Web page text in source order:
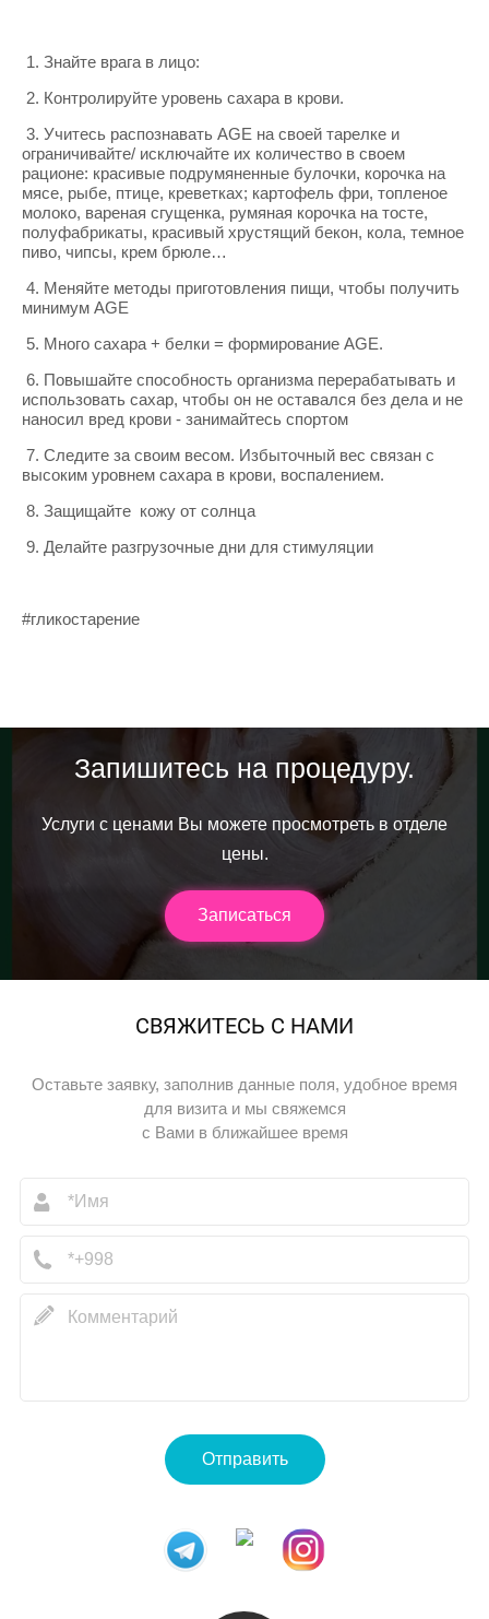
1. Знайте врага в лицо:
2. Контролируйте уровень сахара в крови.
3. Учитесь распознавать AGE на своей тарелке и
ограничивайте/ исключайте их количество в своем
рационе: красивые подрумяненные булочки, корочка на
мясе, рыбе, птице, креветках; картофель фри, топленое
молоко, вареная сгущенка, румяная корочка на тосте,
полуфабрикаты, красивый хрустящий бекон, кола, темное
пиво, чипсы, крем брюле…
4. Меняйте методы приготовления пищи, чтобы получить
минимум AGE
5. Много сахара + белки = формирование AGE.
6. Повышайте способность организма перерабатывать и
использовать сахар, чтобы он не оставался без дела и не
наносил вред крови - занимайтесь спортом
7. Следите за своим весом. Избыточный вес связан с
высоким уровнем сахара в крови, воспалением.
8. Защищайте кожу от солнца
9. Делайте разгрузочные дни для стимуляции
#гликостарение
Запишитесь на процедуру.
Услуги с ценами Вы можете просмотреть в отделе
цены.
Записаться
СВЯЖИТЕСЬ С НАМИ
Оставьте заявку, заполнив данные поля, удобное время
для визита и мы свяжемся
с Вами в ближайшее время
Отправить